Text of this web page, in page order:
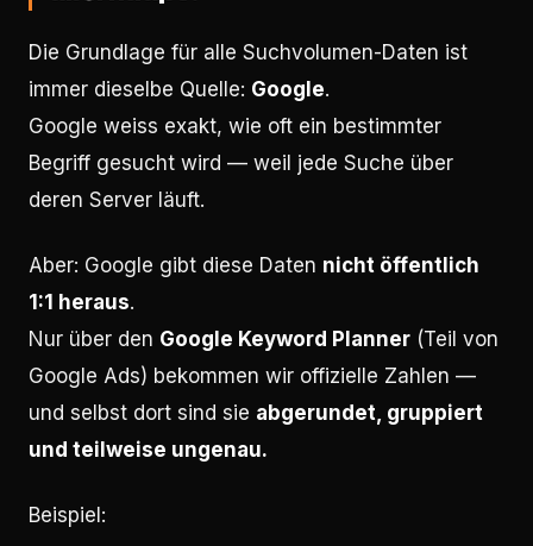
Die Grundlage für alle Suchvolumen-Daten ist
immer dieselbe Quelle: Google.
Google weiss exakt, wie oft ein bestimmter
Begriff gesucht wird — weil jede Suche über
deren Server läuft.
Aber: Google gibt diese Daten nicht öffentlich
1:1 heraus.
Nur über den Google Keyword Planner (Teil von
Google Ads) bekommen wir offizielle Zahlen —
und selbst dort sind sie abgerundet, gruppiert
und teilweise ungenau.
Beispiel: